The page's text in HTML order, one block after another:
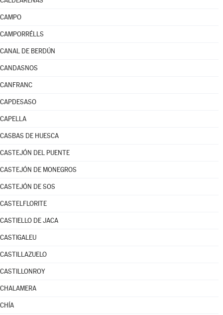
CAMPO
CAMPORRÉLLS
CANAL DE BERDÚN
CANDASNOS
CANFRANC
CAPDESASO
CAPELLA
CASBAS DE HUESCA
CASTEJÓN DEL PUENTE
CASTEJÓN DE MONEGROS
CASTEJÓN DE SOS
CASTELFLORITE
CASTIELLO DE JACA
CASTIGALEU
CASTILLAZUELO
CASTILLONROY
CHALAMERA
CHÍA